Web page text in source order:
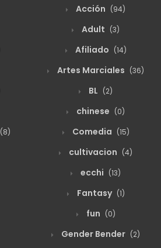
Acción (94)
Adult (3)
Afiliado (14)
Artes Marciales (36)
BL (2)
chinese (0)
(8) Comedia (15)
cultivacion (4)
ecchi (13)
Fantasy (1)
fun (0)
Gender Bender (2)